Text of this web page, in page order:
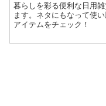
暮らしを彩る便利な日用
ます。ネタにもなって使
アイテムをチェック！